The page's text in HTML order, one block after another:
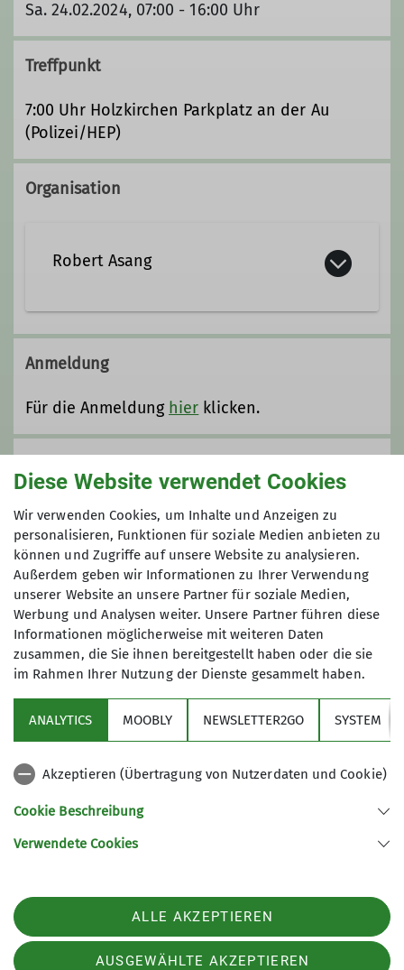
Sa. 24.02.2024, 07:00 - 16:00 Uhr
Treffpunkt
7:00 Uhr Holzkirchen Parkplatz an der Au
(Polizei/HEP)
Organisation
Robert Asang
08024/4746099 0172/8169825
robert.asang@dav-otterfing.de
Qualifikationen
Anmeldung
Für die Anmeldung hier klicken.
03.02.2024
Maximale Teilnehmeranzahl
6
Links
Unsere Sektion
83624 Otterfing
Telefon +4980247391
Diese Website verwendet Cookies
Wir verwenden Cookies, um Inhalte und Anzeigen zu
personalisieren, Funktionen für soziale Medien anbieten zu
können und Zugriffe auf unsere Website zu analysieren.
Außerdem geben wir Informationen zu Ihrer Verwendung
unserer Website an unsere Partner für soziale Medien,
Werbung und Analysen weiter. Unsere Partner führen diese
Informationen möglicherweise mit weiteren Daten
zusammen, die Sie ihnen bereitgestellt haben oder die sie
im Rahmen Ihrer Nutzung der Dienste gesammelt haben.
ANALYTICS MOOBLY NEWSLETTER2GO SYSTEM
Akzeptieren (Übertragung von Nutzerdaten und Cookie)
Cookie Beschreibung
Verwendete Cookies
ALLE AKZEPTIEREN
AUSGEWÄHLTE AKZEPTIEREN